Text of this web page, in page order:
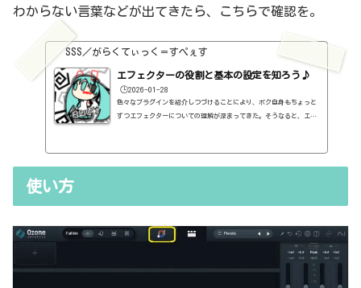
わからない言葉などが出てきたら、こちらで確認を。
SSS／がらくてぃっく＝すぺぇす
エフェクターの役割と基本の設定を知ろう♪
🕒️2026-01-28
色々なプラグインを紹介しつづけることにより、ボク自身もちょっと
ずつエフェクターについての理解が深まってきた。そうなると、エフ
使い方